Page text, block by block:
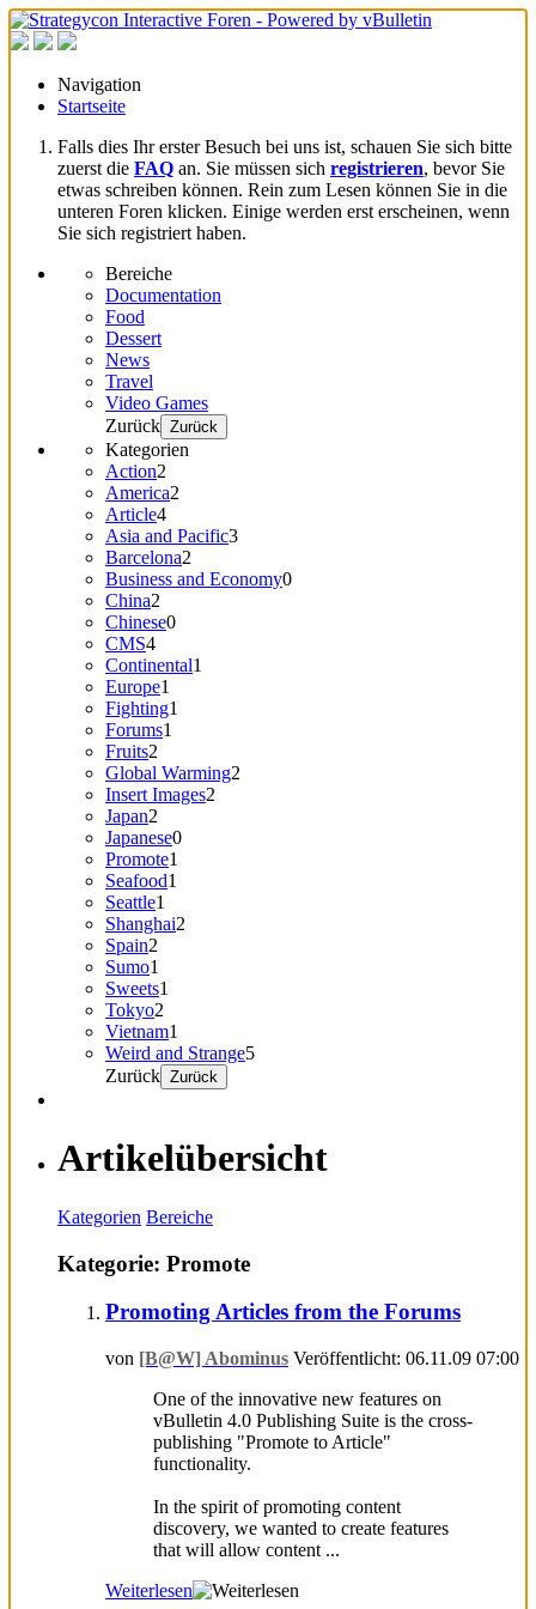
Navigation
Startseite
Falls dies Ihr erster Besuch bei uns ist, schauen Sie sich bitte
zuerst die FAQ an. Sie müssen sich registrieren, bevor Sie
etwas schreiben können. Rein zum Lesen können Sie in die
unteren Foren klicken. Einige werden erst erscheinen, wenn
Sie sich registriert haben.
Bereiche
Documentation
Food
Dessert
News
Travel
Video Games
Zurück Zurück
Kategorien
Action2
America2
Article4
Asia and Pacific3
Barcelona2
Business and Economy0
China2
Chinese0
CMS4
Continental1
Europe1
Fighting1
Forums1
Fruits2
Global Warming2
Insert Images2
Japan2
Japanese0
Promote1
Seafood1
Seattle1
Shanghai2
Spain2
Sumo1
Sweets1
Tokyo2
Vietnam1
Weird and Strange5
Zurück Zurück
Artikelübersicht
Kategorien Bereiche
Kategorie: Promote
Promoting Articles from the Forums
von [B@W] Abominus Veröffentlicht: 06.11.09 07:00
One of the innovative new features on
vBulletin 4.0 Publishing Suite is the cross-
publishing "Promote to Article"
functionality.
In the spirit of promoting content
discovery, we wanted to create features
that will allow content ...
Weiterlesen